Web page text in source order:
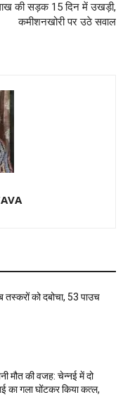
की सड़क 15 दिन में उखड़ी,
कमीशनखोरी पर उठे सवाल
तस्करों को दबोचा, 53 पाउच
मौत की वजह: चेन्नई में दो
का गला घोंटकर किया कत्ल,